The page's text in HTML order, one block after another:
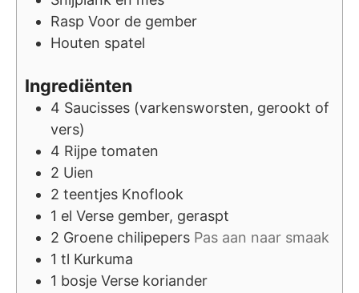
Rasp Voor de gember
Houten spatel
Ingrediënten
4 Saucisses (varkensworsten, gerookt of
vers)
4 Rijpe tomaten
2 Uien
2 teentjes Knoflook
1 el Verse gember, geraspt
2 Groene chilipepers Pas aan naar smaak
1 tl Kurkuma
1 bosje Verse koriander